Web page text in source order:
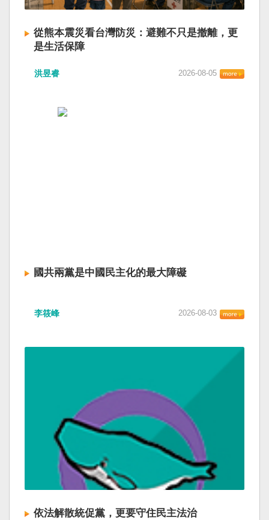
從熊本震災看台灣防災：避難不只是撤離，更
是生活保障
洪昱睿 2026-08-05
國共兩黨是中國民主化的最大障礙
李筱峰 2026-08-03
依法解散統促黨，更要守住民主法治